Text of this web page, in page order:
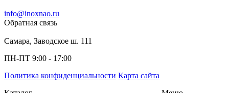
info@inoxnao.ru
Обратная связь
Самара, Заводское ш. 111
ПН-ПТ 9:00 - 17:00
Политика конфиденциальности Карта сайта